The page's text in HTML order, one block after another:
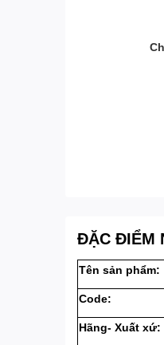
ĐẶC ĐIỂM
Tên sản phẩm:
Code:
Hãng- Xuất xứ: